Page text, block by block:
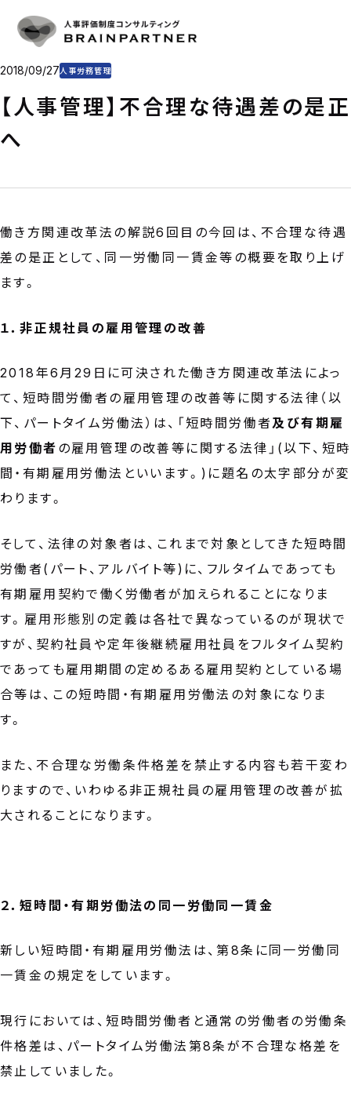
SERVICE
人事評価・目標管理の重要性とアプローチ
人事評価制度の仕組み作り
目標管理制度の仕組み作り
制度運用を支援
導入事例
プラン・料金
コンサルタント
CONSULTANT
コラム
COLUMN
CONTACT
お電話をご利用の方
お問い合わせフォーム
2018/09/27人事労務管理
【人事管理】不合理な待遇差の是正
へ
働き方関連改革法の解説6回目の今回は、不合理な待遇
差の是正として、同一労働同一賃金等の概要を取り上げ
ます。
１．非正規社員の雇用管理の改善
2018年6月29日に可決された働き方関連改革法によっ
て、短時間労働者の雇用管理の改善等に関する法律（以
下、パートタイム労働法）は、「短時間労働者及び有期雇
用労働者 の雇用管理の改善等に関する法律」(以下、短時
間・有期雇用労働法といいます。)に題名の太字部分が変
わります。
そして、法律の対象者は、これまで対象としてきた短時間
労働者(パート、アルバイト等)に、フルタイムであっても
有期雇用契約で働く労働者が加えられることになりま
す。雇用形態別の定義は各社で異なっているのが現状で
すが、契約社員や定年後継続雇用社員をフルタイム契約
であっても雇用期間の定めるある雇用契約としている場
合等は、この短時間・有期雇用労働法の対象になりま
す。
また、不合理な労働条件格差を禁止する内容も若干変わ
りますので、いわゆる非正規社員の雇用管理の改善が拡
大されることになります。
２．短時間・有期労働法の同一労働同一賃金
新しい短時間・有期雇用労働法は、第8条に同一労働同
一賃金の規定をしています。
現行においては、短時間労働者と通常の労働者の労働条
件格差は、パートタイム労働法第8条が不合理な格差を
禁止していました。